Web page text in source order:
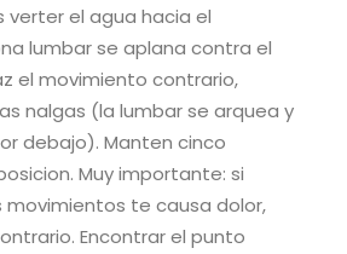
verter el agua hacia el
lumbar se aplana contra el
el movimiento contrario,
nalgas (la lumbar se arquea y
debajo). Manten cinco
Muy importante: si
movimientos te causa dolor,
Encontrar el punto